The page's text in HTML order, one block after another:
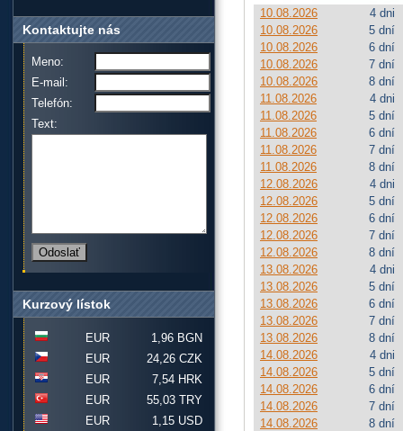
10.08.2026
4 dni
10.08.2026
5 dní
10.08.2026
6 dní
10.08.2026
7 dní
10.08.2026
8 dní
11.08.2026
4 dni
11.08.2026
5 dní
11.08.2026
6 dní
11.08.2026
7 dní
11.08.2026
8 dní
12.08.2026
4 dni
12.08.2026
5 dní
12.08.2026
6 dní
12.08.2026
7 dní
12.08.2026
8 dní
13.08.2026
4 dni
13.08.2026
5 dní
13.08.2026
6 dní
13.08.2026
7 dní
13.08.2026
8 dní
14.08.2026
4 dni
14.08.2026
5 dní
14.08.2026
6 dní
14.08.2026
7 dní
14.08.2026
8 dní
Kontaktujte nás
Meno:
E-mail:
Telefón:
Text:
Kurzový lístok
EUR
1,96 BGN
EUR
24,26 CZK
EUR
7,54 HRK
EUR
55,03 TRY
EUR
1,15 USD